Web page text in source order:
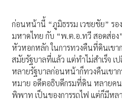
ก่อนหน้านี้ “ภูมิธรรม เวชยชัย” รอ
มหาดไทย กับ “พ.ต.อ.ทวี สอดส่อง
หัวหอกหลัก ในการทวงคืนที่ดินเขา
สมัยรัฐบาลที่แล้ว แต่ทำไม่สำเร็จ เ
หลายรัฐบาลก่อนหน้าก็ทวงคืนเขาก
หมาย อดีตอธิบดีกรมที่ดิน หลายคน
พิพาท เป็นของการรถไฟ แต่ก็มีหล